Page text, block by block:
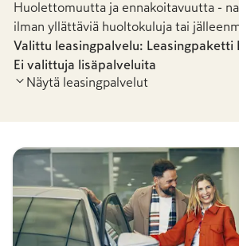
Huolettomuutta ja ennakoitavuutta -
ilman yllättäviä huoltokuluja tai
Valittu leasingpalvelu: Leasingpaketti
29,86 € /kk
Ei valittuja lisäpalveluita
Näytä leasingpalvelut